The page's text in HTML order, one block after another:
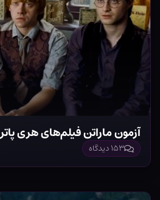
آزمون ماراتن فیلم‌های هری پاتر
۱۵۳ دیدگاه